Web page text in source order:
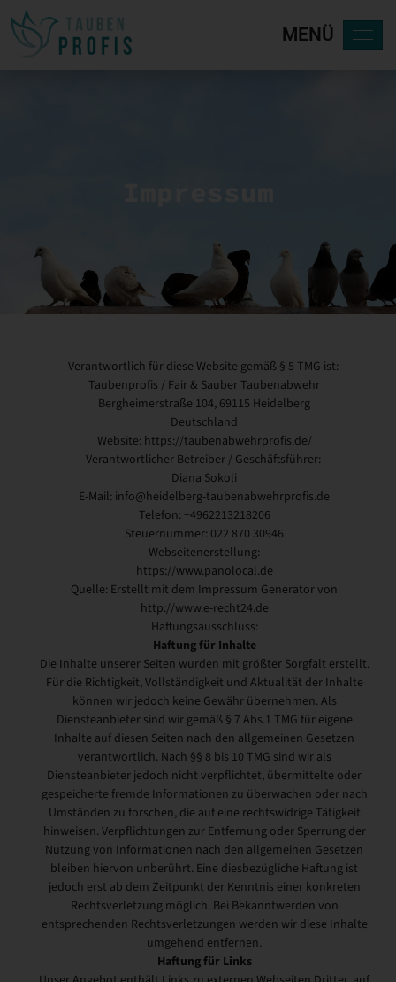
MENÜ
Verantwortlich für diese Website gemäß § 5 TMG ist:
Taubenprofis / Fair & Sauber Taubenabwehr
Bergheimerstraße 104, 69115 Heidelberg
Deutschland
Website: https://taubenabwehrprofis.de/
Verantwortlicher Betreiber / Geschäftsführer:
Diana Sokoli
E-Mail: info@heidelberg-taubenabwehrprofis.de
Telefon: +4962213218206
Steuernummer: 022 870 30946
Webseitenerstellung:
https://www.panolocal.de
Quelle: Erstellt mit dem Impressum Generator von
http://www.e-recht24.de
Haftungsausschluss:
Haftung für Inhalte
Die Inhalte unserer Seiten wurden mit größter Sorgfalt erstellt.
Für die Richtigkeit, Vollständigkeit und Aktualität der Inhalte
können wir jedoch keine Gewähr übernehmen. Als
Diensteanbieter sind wir gemäß § 7 Abs.1 TMG für eigene
Inhalte auf diesen Seiten nach den allgemeinen Gesetzen
verantwortlich. Nach §§ 8 bis 10 TMG sind wir als
Diensteanbieter jedoch nicht verpflichtet, übermittelte oder
gespeicherte fremde Informationen zu überwachen oder nach
Umständen zu forschen, die auf eine rechtswidrige Tätigkeit
hinweisen. Verpflichtungen zur Entfernung oder Sperrung der
Nutzung von Informationen nach den allgemeinen Gesetzen
bleiben hiervon unberührt. Eine diesbezügliche Haftung ist
jedoch erst ab dem Zeitpunkt der Kenntnis einer konkreten
Rechtsverletzung möglich. Bei Bekanntwerden von
entsprechenden Rechtsverletzungen werden wir diese Inhalte
umgehend entfernen.
Haftung für Links